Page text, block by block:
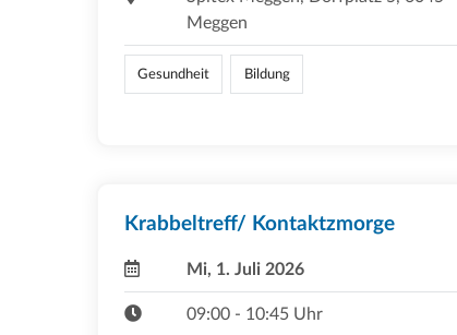
Meggen
Gesundheit Bildung
Krabbeltreff/ Kontaktzmorge
Mi, 1. Juli 2026
09:00 - 10:45 Uhr